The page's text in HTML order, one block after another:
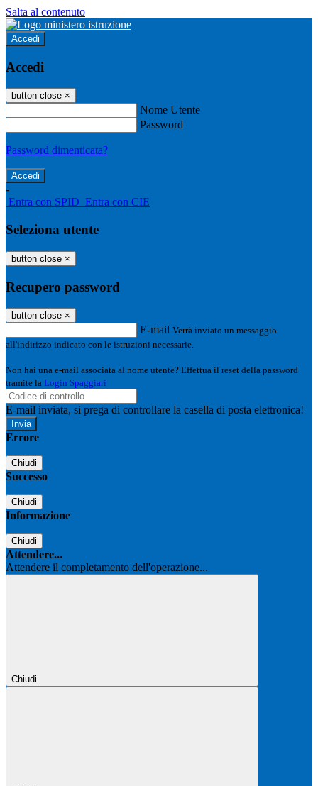
Salta al contenuto
Accedi
Accedi
button close ×
Nome Utente
Password
Password dimenticata?
-
Entra con SPID Entra con CIE
Seleziona utente
button close ×
Recupero password
button close ×
E-mail Verrà inviato un messaggio
all'indirizzo indicato con le istruzioni necessarie.
Non hai una e-mail associata al nome utente? Effettua il reset della password
tramite la Login Spaggiari
E-mail inviata, si prega di controllare la casella di posta elettronica!
Errore
Chiudi
Successo
Chiudi
Informazione
Chiudi
Attendere...
Attendere il completamento dell'operazione...
Chiudi